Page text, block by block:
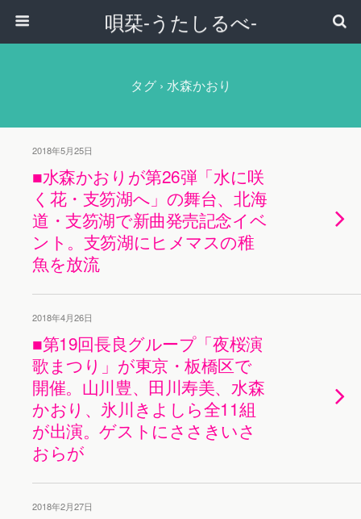
唄栞-うたしるべ-
タグ › 水森かおり
2018年5月25日
■水森かおりが第26弾「水に咲
く花・支笏湖へ」の舞台、北海
道・支笏湖で新曲発売記念イベ
ント。支笏湖にヒメマスの稚
魚を放流
2018年4月26日
■第19回長良グループ「夜桜演
歌まつり」が東京・板橋区で
開催。山川豊、田川寿美、水森
かおり、氷川きよしら全11組
が出演。ゲストにささきいさ
おらが
2018年2月27日